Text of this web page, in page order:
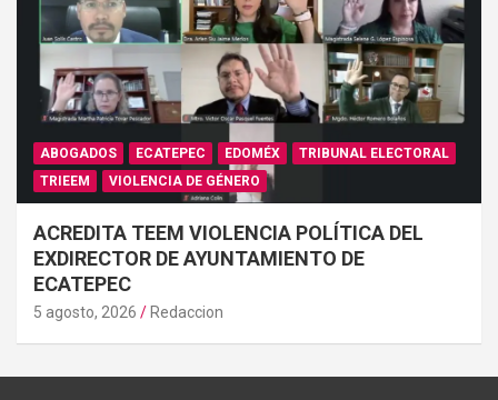
ABOGADOS ECATEPEC EDOMÉX
TRIBUNAL ELECTORAL
TRIEEM
VIOLENCIA DE GÉNERO
ACREDITA TEEM VIOLENCIA POLÍTICA DEL
EXDIRECTOR DE AYUNTAMIENTO DE
ECATEPEC
5 agosto, 2026 Redaccion